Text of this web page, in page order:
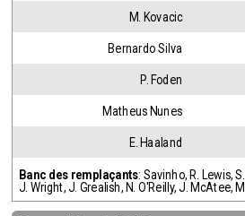
M. Kovacic
Bernardo Silva
P. Foden
Matheus Nunes
E. Haaland
Banc des remplaçants: Savinho, R. Lewis,
J. Wright,J. Grealish, N. O'Reilly,J. McAtee,